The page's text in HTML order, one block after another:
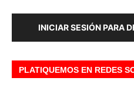
INICIAR SESIÓN PARA
PLATIQUEMOS EN REDES